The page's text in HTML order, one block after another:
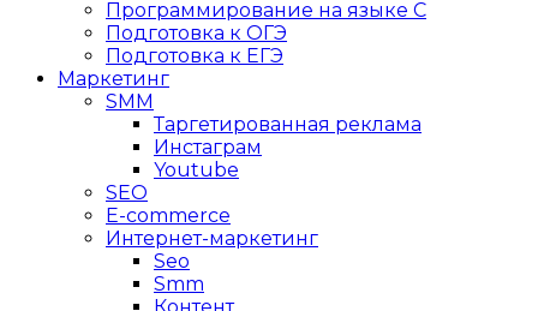
Программирование на языке C
Подготовка к ОГЭ
Подготовка к ЕГЭ
Маркетинг
SMM
Таргетированная реклама
Инстаграм
Youtube
SEO
E-сommerce
Интернет-маркетинг
Seo
Smm